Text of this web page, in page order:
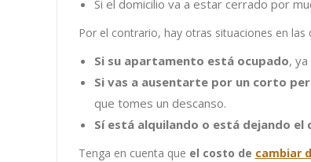
Si el domicilio va a estar cerrado por
Por el contrario, hay otras situaciones en
Si su apartamento está ocupado,
Si vas a ausentarte por un corto
que tomes un descanso.
Sí está alquilando o está dejando el
Tenga en cuenta que el costo de cambiar